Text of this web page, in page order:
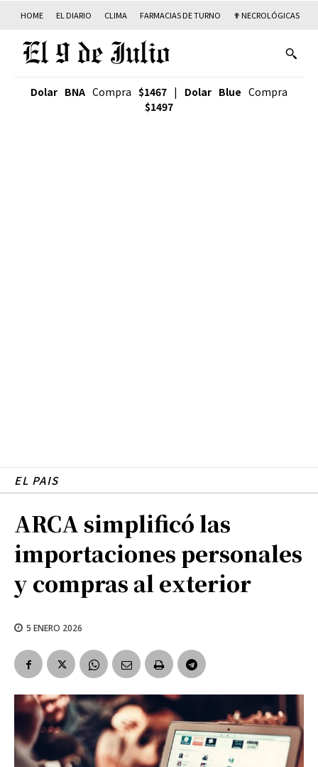
HOME EL DIARIO CLIMA FARMACIAS DE TURNO ✟ NECROLÓGICAS
Dolar BNA Compra $1467 | Dolar Blue Compra
$1497
EL PAIS
ARCA simplificó las
importaciones personales
y compras al exterior
5 ENERO 2026